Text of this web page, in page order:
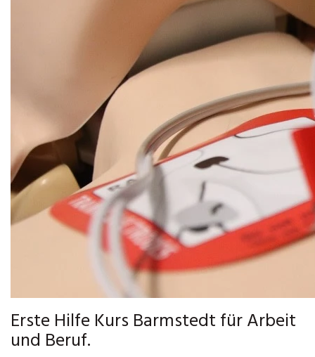
Erste Hilfe Kurs Barmstedt für Arbeit
und Beruf.